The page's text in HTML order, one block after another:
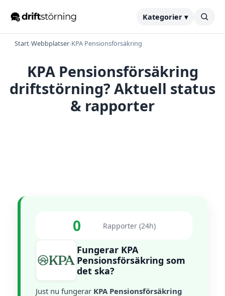
Kategorier ▾
Start›Webbplatser›KPA Pensionsförsäkring
KPA Pensionsförsäkring
driftstörning? Aktuell status
& rapporter
0 Rapporter (24h)
Fungerar KPA
Pensionsförsäkring som
det ska?
Just nu fungerar KPA Pensionsförsäkring